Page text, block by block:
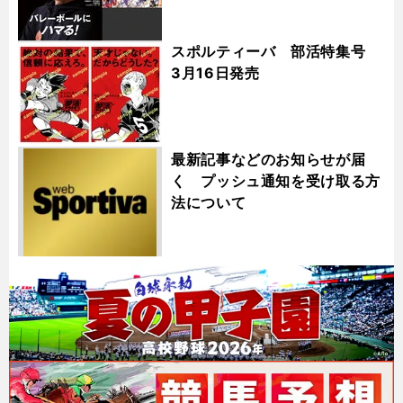
スポルティーバ 部活特集号
3月16日発売
最新記事などのお知らせが届
く プッシュ通知を受け取る方
法について